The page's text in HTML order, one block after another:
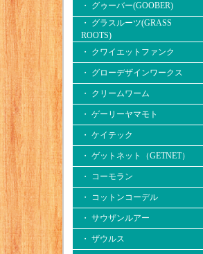
・ グゥーバー(GOOBER)
・ グラスルーツ(GRASS
ROOTS)
・ クワイエットファンク
・ グローデザインワークス
・ クリームワーム
・ ゲーリーヤマモト
・ ケイテック
・ ゲットネット（GETNET）
・ コーモラン
・ コットンコーデル
・ サウザンルアー
・ ザウルス